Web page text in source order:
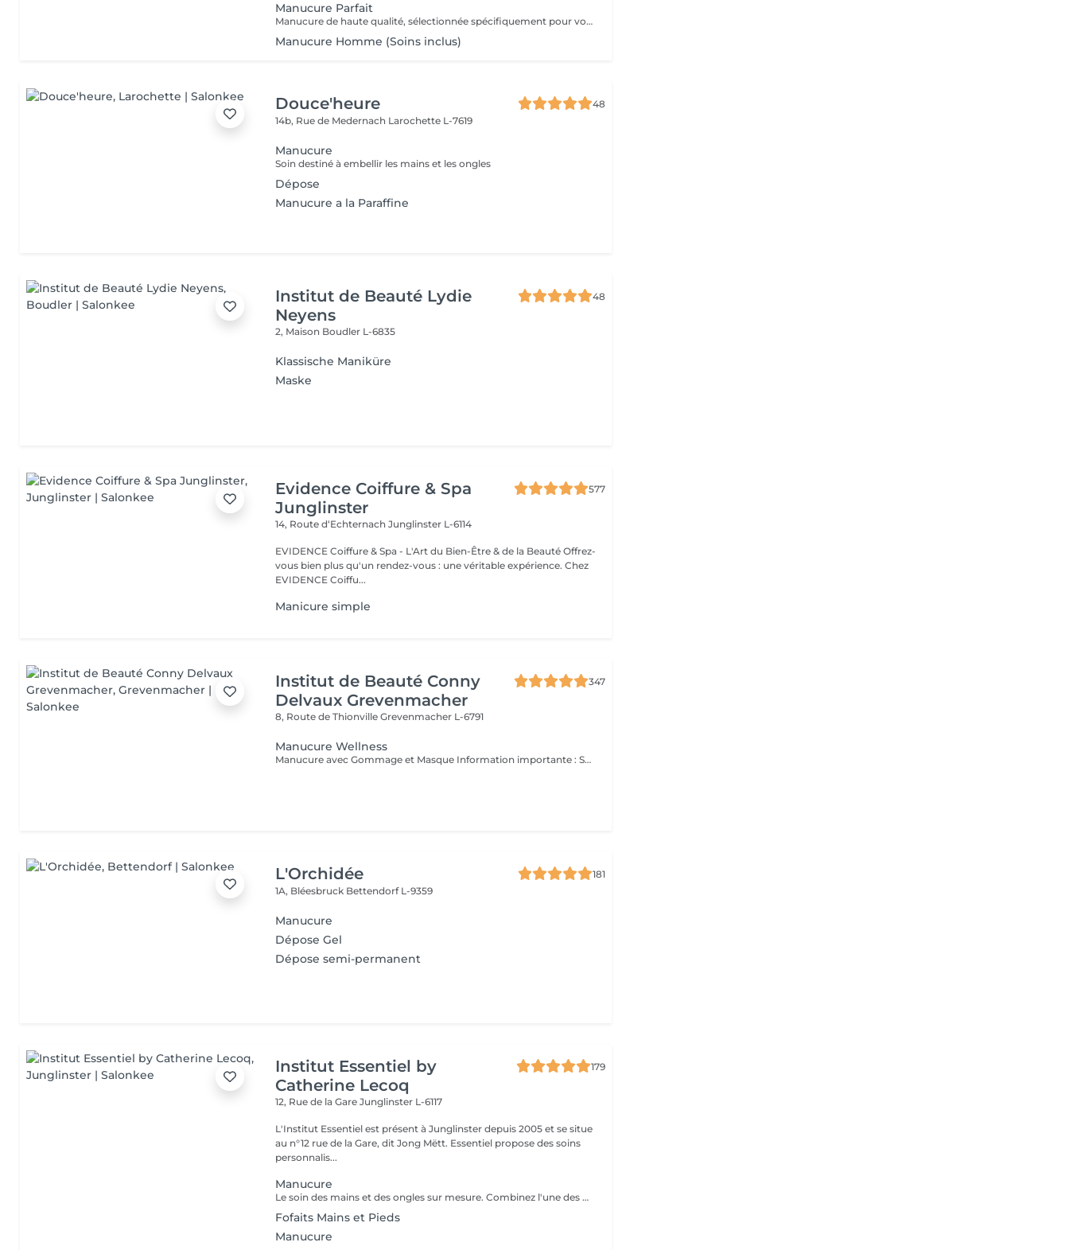
Manucure Parfait
Manucure de haute qualité, sélectionnée spécifiquement pour vos mains, en tenant compte de toutes les nuances.
Manucure Homme (Soins inclus)
Douce'heure
48
14b, Rue de Medernach Larochette L-7619
Manucure
Soin destiné à embellir les mains et les ongles
Dépose
Manucure a la Paraffine
Institut de Beauté Lydie
Neyens
48
2, Maison Boudler L-6835
Klassische Maniküre
Maske
Evidence Coiffure & Spa
Junglinster
577
14, Route d‘EchternachJunglinster L-6114
EVIDENCE Coiffure & Spa - L'Art du Bien-Être & de la Beauté Offrez-
vous bien plus qu'un rendez-vous : une véritable expérience. Chez
EVIDENCE Coiffu...
Manicure simple
Institut de Beauté Conny
Delvaux Grevenmacher
347
8, Route de ThionvilleGrevenmacher L-6791
Manucure Wellness
Manucure avec Gommage et Masque Information importante : Si vous avez encore du vernis semi-permanent sur vos ongles, vous devez le signaler lors de la réservation d'une manucure (enlever le vernis semi-permanent), sinon nous n'aurons pas assez de temps pour la manucure réservée ! ATTENTION : Nous ne pouvons pas enlever les ongles en gel ou en acrylique !
L'Orchidée
181
1A, Bléesbruck Bettendorf L-9359
Manucure
Dépose Gel
Dépose semi-permanent
Institut Essentiel by
Catherine Lecoq
179
12, Rue de la GareJunglinster L-6117
L'Institut Essentiel est présent à Junglinster depuis 2005 et se situe
au n°12 rue de la Gare, dit Jong Mëtt. Essentiel propose des soins
personnalis...
Manucure
Le soin des mains et des ongles sur mesure. Combinez l'une des prestations avec votre soin visage.
Fofaits Mains et Pieds
Manucure